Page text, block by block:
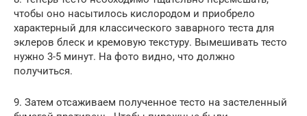
чтобы оно насытилось кислородом и приобрело
характерный для классического заварного теста для
эклеров блеск и кремовую текстуру. Вымешивать тесто
нужно 3-5 минут. На фото видно, что должно
получиться.
9. Затем отсаживаем полученное тесто на застеленный